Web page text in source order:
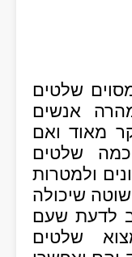
שלטים
אנשים
מאוד ואם
שלטים
ולמטרות
שיכולה
לדעת שעם
שלטים